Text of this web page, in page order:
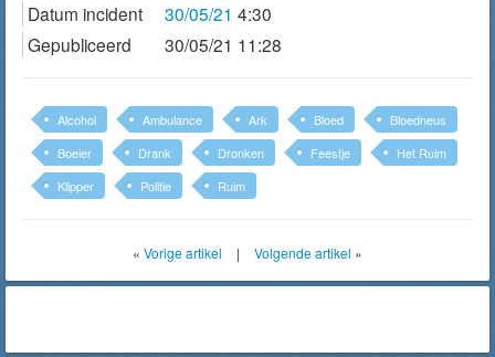
Datum incident
30/05/21 4:30
Gepubliceerd
30/05/21 11:28
Alcohol Ambulance Ark Bloed
Bloedneus
Boeier
Drank Dronken Feestje
Het Ruim
Klipper
Politie Ruim
« Vorige artikel | Volgende artikel »